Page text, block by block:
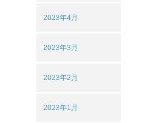
2023年4月
2023年3月
2023年2月
2023年1月